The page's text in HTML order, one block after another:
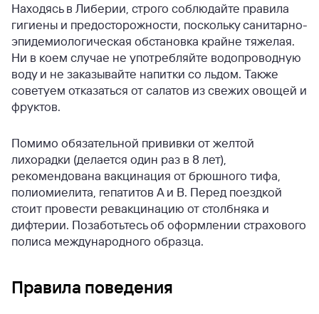
Находясь в Либерии, строго соблюдайте правила
гигиены и предосторожности, поскольку санитарно-
эпидемиологическая обстановка крайне тяжелая.
Ни в коем случае не употребляйте водопроводную
воду и не заказывайте напитки со льдом. Также
советуем отказаться от салатов из свежих овощей и
фруктов.
Помимо обязательной прививки от желтой
лихорадки (делается один раз в 8 лет),
рекомендована вакцинация от брюшного тифа,
полиомиелита, гепатитов А и В. Перед поездкой
стоит провести ревакцинацию от столбняка и
дифтерии. Позаботьтесь об оформлении страхового
полиса международного образца.
Правила поведения